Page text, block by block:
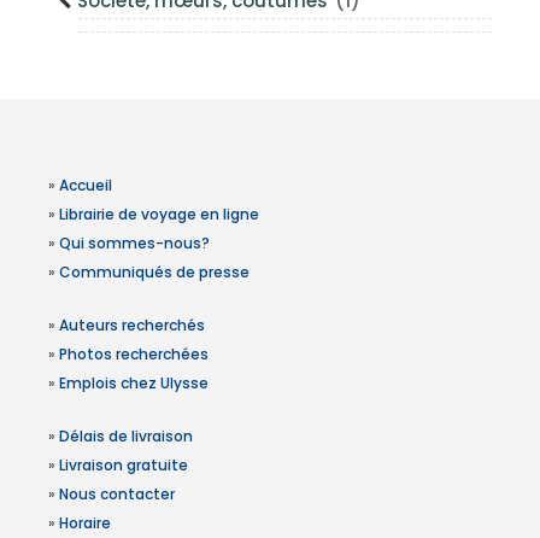
» Accueil
» Librairie de voyage en ligne
» Qui sommes-nous?
» Communiqués de presse
» Auteurs recherchés
» Photos recherchées
» Emplois chez Ulysse
» Délais de livraison
» Livraison gratuite
» Nous contacter
» Horaire